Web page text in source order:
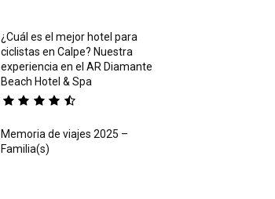
¿Cuál es el mejor hotel para
ciclistas en Calpe? Nuestra
experiencia en el AR Diamante
Beach Hotel & Spa
Memoria de viajes 2025 –
Familia(s)